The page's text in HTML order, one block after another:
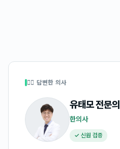
👩‍⚕️ 답변한 의사
유태모전문의
한의사
✓ 신원 검증